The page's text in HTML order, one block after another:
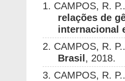
1. CAMPOS, R.
relações de
internacional
2. CAMPOS, R.
Brasil , 2018.
3. CAMPOS, R.